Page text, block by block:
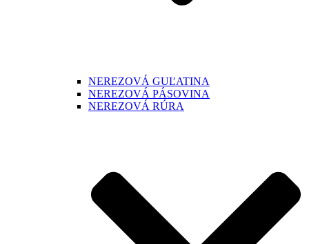
NEREZOVÁ GUĽATINA
NEREZOVÁ PÁSOVINA
NEREZOVÁ RÚRA